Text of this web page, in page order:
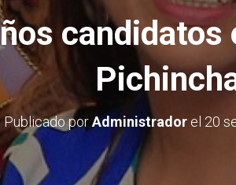
candidatos
Publicado porAdministrador el 20